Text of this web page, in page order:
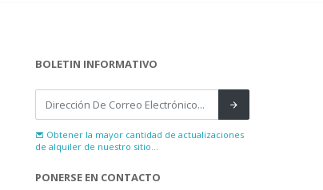
BOLETIN INFORMATIVO
Obtener la mayor cantidad de actualizaciones
de alquiler de nuestro sitio...
PONERSE EN CONTACTO